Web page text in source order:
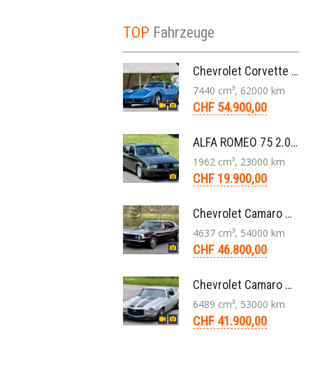
TOP Fahrzeuge
Chevrolet Corvette Stingray Targa C3 454-V8 4-Gang 1974
7440 cm³, 62000 km
CHF 54.900,00
ALFA ROMEO 75 2.0 TS Super Berlina 5-Gang 1991
1962 cm³, 23000 km
CHF 19.900,00
Chevrolet Camaro Coupé 1. Generation V8 Aut. 1967
4637 cm³, 54000 km
CHF 46.800,00
Chevrolet Camaro SS 396 LS3 Coupe Aut. 1971
6489 cm³, 53000 km
CHF 41.900,00